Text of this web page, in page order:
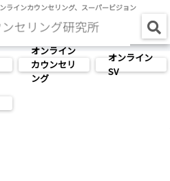
ラインカウンセリング、スーパービジョン
オンライン
カウンセリ
ング
オンライン
SV